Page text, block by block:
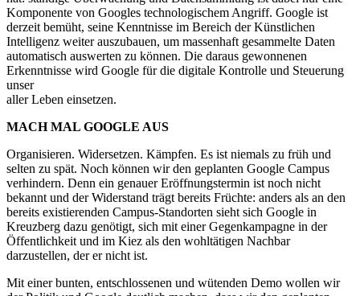
Komponente von Googles technologischem Angriff. Google ist
derzeit bemüht, seine Kenntnisse im Bereich der Künstlichen
Intelligenz weiter auszubauen, um massenhaft gesammelte Daten
automatisch auswerten zu können. Die daraus gewonnenen
Erkenntnisse wird Google für die digitale Kontrolle und Steuerung
unser
aller Leben einsetzen.
MACH MAL GOOGLE AUS
Organisieren. Widersetzen. Kämpfen. Es ist niemals zu früh und
selten zu spät. Noch können wir den geplanten Google Campus
verhindern. Denn ein genauer Eröffnungstermin ist noch nicht
bekannt und der Widerstand trägt bereits Früchte: anders als an den
bereits existierenden Campus-Standorten sieht sich Google in
Kreuzberg dazu genötigt, sich mit einer Gegenkampagne in der
Öffentlichkeit und im Kiez als den wohltätigen Nachbar
darzustellen, der er nicht ist.
Mit einer bunten, entschlossenen und wütenden Demo wollen wir